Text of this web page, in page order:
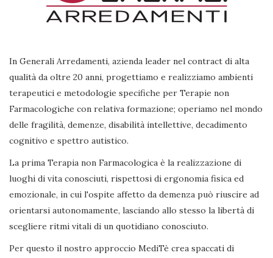
In Generali Arredamenti, azienda leader nel contract di alta
qualità da oltre 20 anni, progettiamo e realizziamo ambienti
terapeutici e metodologie specifiche per Terapie non
Farmacologiche con relativa formazione; operiamo nel mondo
delle fragilità, demenze, disabilità intellettive, decadimento
cognitivo e spettro autistico.
La prima Terapia non Farmacologica è la realizzazione di
luoghi di vita conosciuti, rispettosi di ergonomia fisica ed
emozionale, in cui l'ospite affetto da demenza può riuscire ad
orientarsi autonomamente, lasciando allo stesso la libertà di
scegliere ritmi vitali di un quotidiano conosciuto.
Per questo il nostro approccio MediTè crea spaccati di